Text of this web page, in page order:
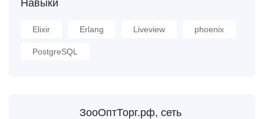
Навыки
Elixir Erlang Liveview phoenix
PostgreSQL
ЗооОптТорг.рф, сеть